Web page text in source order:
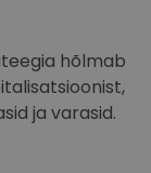
hõlmab
ja varasid.